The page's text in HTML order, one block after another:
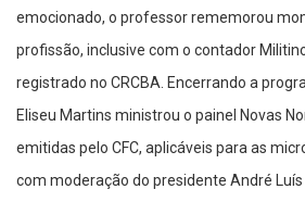
emocionado, o professor rememorou
profissão, inclusive com o contador
registrado no CRCBA. Encerrando a
Eliseu Martins ministrou o painel Novas
emitidas pelo CFC, aplicáveis para as
com moderação do presidente André